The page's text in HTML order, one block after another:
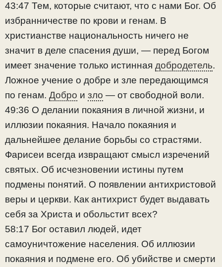
43:47 Тем, которые считают, что с нами Бог. Об
избранничестве по крови и генам. В
христианстве национальность ничего не
значит в деле спасения души, — перед Богом
имеет значение только истинная добродетель.
Ложное учение о добре и зле передающимся
по генам. Добро и зло — от свободной воли.
49:36 О делании покаяния в личной жизни, и
иллюзии покаяния. Начало покаяния и
дальнейшее делание борьбы со страстями.
Фарисеи всегда извращают смысл изречений
святых. Об исчезновении истины путем
подмены понятий. О появлении антихристовой
веры и церкви. Как антихрист будет выдавать
себя за Христа и обольстит всех?
58:17 Бог оставил людей, идет
самоуничтожение населения. Об иллюзии
покаяния и подмене его. Об убийстве и смерти